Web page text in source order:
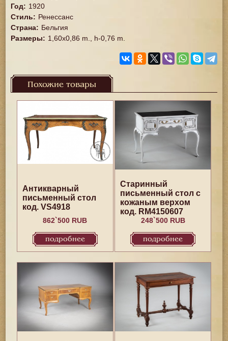
Год: 1920
Стиль: Ренессанс
Страна: Бельгия
Размеры: 1,60x0,86 m., h-0,76 m.
Похожие товары
Антикварный
письменный стол
код. VS4918
862`500 RUB
подробнее
Старинный
письменный стол с
кожаным верхом
код. RM4150607
248`500 RUB
подробнее